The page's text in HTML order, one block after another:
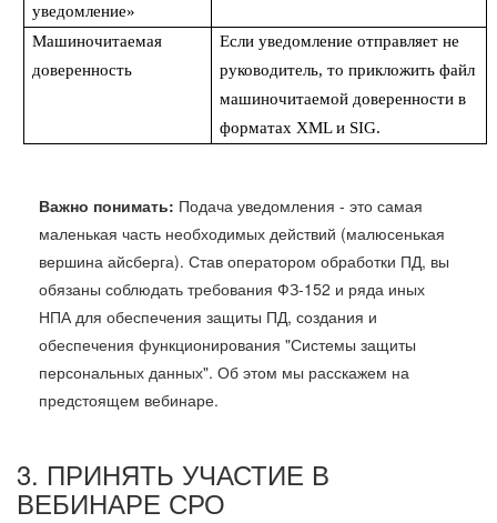
уведомление»
Машиночитаемая
доверенность
Если уведомление отправляет не
руководитель, то прикложить файл
машиночитаемой доверенности в
форматах XML и SIG.
Важно понимать: Подача уведомления - это самая
маленькая часть необходимых действий (малюсенькая
вершина айсберга). Став оператором обработки ПД, вы
обязаны соблюдать требования ФЗ-152 и ряда иных
НПА для обеспечения защиты ПД, создания и
обеспечения функционирования "Системы защиты
персональных данных". Об этом мы расскажем на
предстоящем вебинаре.
3. ПРИНЯТЬ УЧАСТИЕ В
ВЕБИНАРЕ СРО